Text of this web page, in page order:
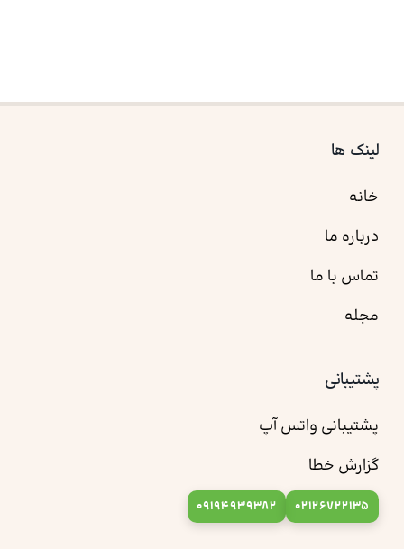
لینک ها
خانه
درباره ما
تماس با ما
مجله
پشتیبانی
پشتیبانی واتس آپ
گزارش خطا
02126722135
09194939382